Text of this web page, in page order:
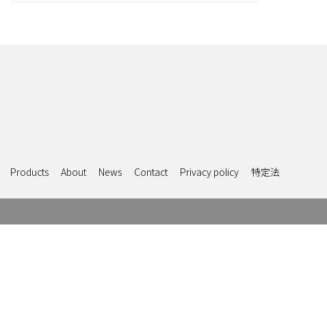
Products About News Contact Privacy policy 特定法